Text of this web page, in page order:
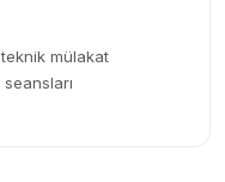
mülakat